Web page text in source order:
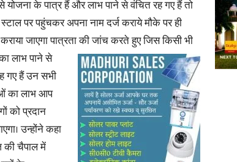
योजना के पात्र हैं और लाभ पाने से वंचित रह गए हैं तो
पर पहुंचकर अपना नाम दर्ज कराये मौके पर ही
जाएगा पात्रता की जांचकरते हुए जिस किसी भी
लाभ पाने से
गए हैं उन सभी
का लाभ आप
को प्रदान
उन्होंने कहा
चैपाल में